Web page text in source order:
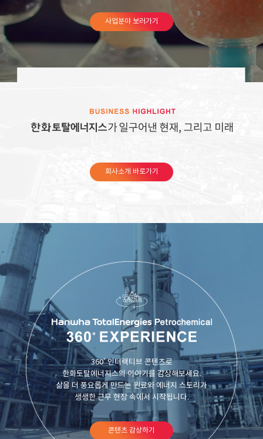
사업분야 보러가기
회사소개 바로가기
360˚ 인터랙티브 콘텐츠로
한화토탈에너지스의 이야기를 감상해보세요.
삶을 더 풍요롭게 만드는 원료와 에너지 스토리가
생생한 근무 현장 속에서 시작됩니다.
콘텐츠 감상하기